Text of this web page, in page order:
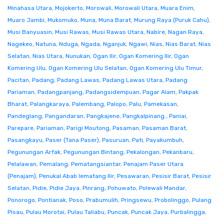
Minahasa Utara, Mojokerto, Morowali, Morowali Utara, Muara Enim,
Muaro Jambi, Mukomuko, Muna, Muna Barat, Murung Raya (Puruk Cahu),
Musi Banyuasin, Musi Rawas, Musi Rawas Utara, Nabire, Nagan Raya,
Nagekeo, Natuna, Nduga, Ngada, Nganjuk, Ngawi, Nias, Nias Barat, Nias
Selatan, Nias Utara, Nunukan, Ogan Ilir, Ogan Komering Ilir, Ogan
Komering Ulu, Ogan Komering Ulu Selatan, Ogan Komering Ulu Timur,
Pacitan, Padang, Padang Lawas, Padang Lawas Utara, Padang
Pariaman, Padangpanjang, Padangsidempuan, Pagar Alam, Pakpak
Bharat, Palangkaraya, Palembang, Palopo, Palu, Pamekasan,
Pandeglang, Pangandaran, Pangkajene, Pangkalpinang., Paniai,
Parepare, Pariaman, Parigi Moutong, Pasaman, Pasaman Barat,
Pasangkayu, Paser (Tana Paser), Pasuruan, Pati, Payakumbuh,
Pegunungan Arfak, Pegunungan Bintang, Pekalongan, Pekanbaru,
Pelalawan, Pemalang, Pematangsiantar, Penajam Paser Utara
(Penajam), Penukal Abab lematang Ilir, Pesawaran, Pesisir Barat, Pesisir
Selatan, Pidie, Pidie Jaya, Pinrang, Pohuwato, Polewali Mandar,
Ponorogo, Pontianak, Poso, Prabumulih, Pringsewu, Probolinggo, Pulang
Pisau, Pulau Morotai, Pulau Taliabu, Puncak, Puncak Jaya, Purbalingga,